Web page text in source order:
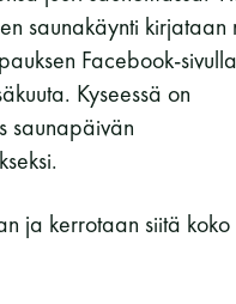
saunakäynti kirjataan
Facebook-
Kyseessä on
saunapäivän
ja kerrotaan siitä koko